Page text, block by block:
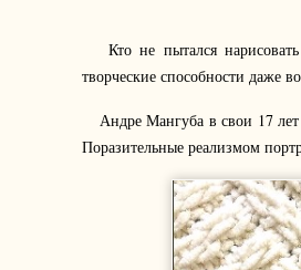
Кто не пытался
творческие способности даже
Андре Мангуба в свои 17 лет
Поразительные реализмом